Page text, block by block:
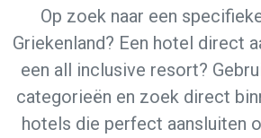
Op zoek naar een
Griekenland? Een hotel direct
een all inclusive resort?
categorieën en zoek direct
hotels die perfect aansluiten